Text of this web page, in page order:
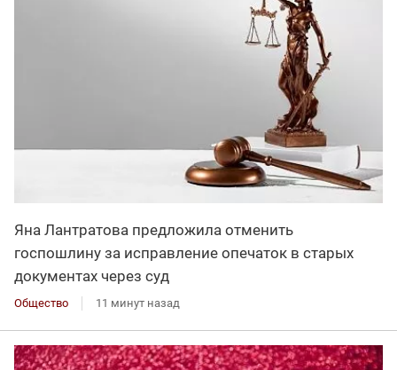
Яна Лантратова предложила отменить
госпошлину за исправление опечаток в старых
документах через суд
Общество 11 минут назад